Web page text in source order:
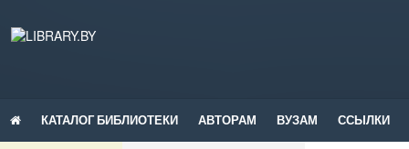
КАТАЛОГ БИБЛИОТЕКИ АВТОРАМ ВУЗАМ ССЫЛКИ